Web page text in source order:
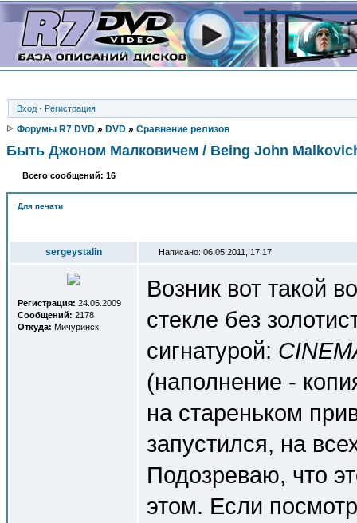
Вход · Регистрация
Форумы R7 DVD » DVD » Сравнение релизов
Быть Джоном Малковичем / Being John
Всего сообщений: 16
Для печати
sergeystalin Написано: 06.05.2011, 17:17
Регистрация: 24.05.2009
Сообщений: 2178
Откуда: Мичуринск
Возник вот такой
стекле без
сигнатурой:
(наполнение -
на стареньком
запустился, на
Подозреваю, что
этом. Если